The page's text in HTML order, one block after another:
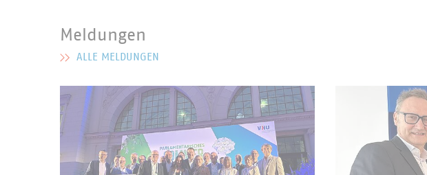
Meldungen
MEHR ZU MELDUNGEN
ALLE MELDUNGEN